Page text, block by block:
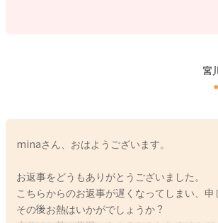
宮
minaさん、おはようございます。
お返事をどうもありがとうございました。
こちらからのお返事が遅くなってしまい、申
その後お熱はいかがでしょうか？